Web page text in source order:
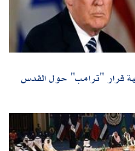
قرار "ترامب" حول القدس